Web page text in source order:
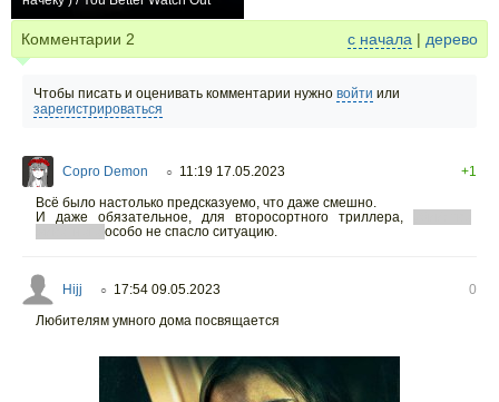
Комментарии 2 с начала | дерево
Чтобы писать и оценивать комментарии нужно войти или
зарегистрироваться
Copro Demon ○ 11:19 17.05.2023
+1
Всё было настолько предсказуемо, что даже смешно.
И даже обязательное, для второсортного триллера,
особо не спасло ситуацию.
Hijj ○ 17:54 09.05.2023
0
Любителям умного дома посвящается